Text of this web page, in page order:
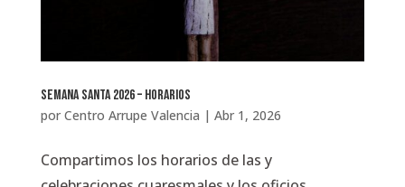
Semana Santa 2026 – horarios
por Centro Arrupe Valencia | Abr 1, 2026
Compartimos los horarios de las y